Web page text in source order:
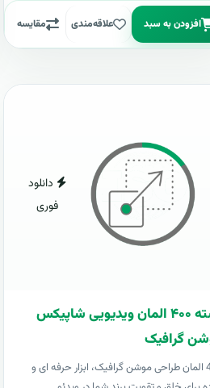
افزودن به سبد علاقه‌مندی مقایسه
دانلود
فوری
بسته ۴۰۰ المان ویدیویی شاپیکس
گرافیک
400 المان طراحی موشن گرافیک، ابزار حرفه ای و